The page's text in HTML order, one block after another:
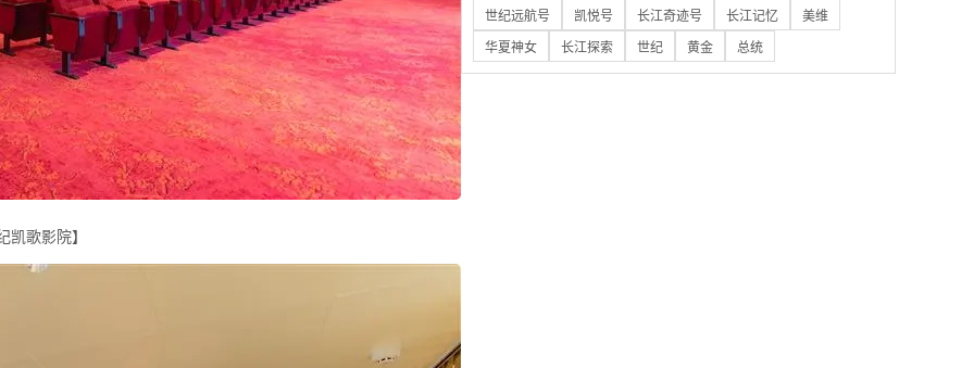
凯歌影院】
世纪远航号 凯悦号 长江奇迹号 长江记忆 美维
华夏神女 长江探索 世纪 黄金 总统